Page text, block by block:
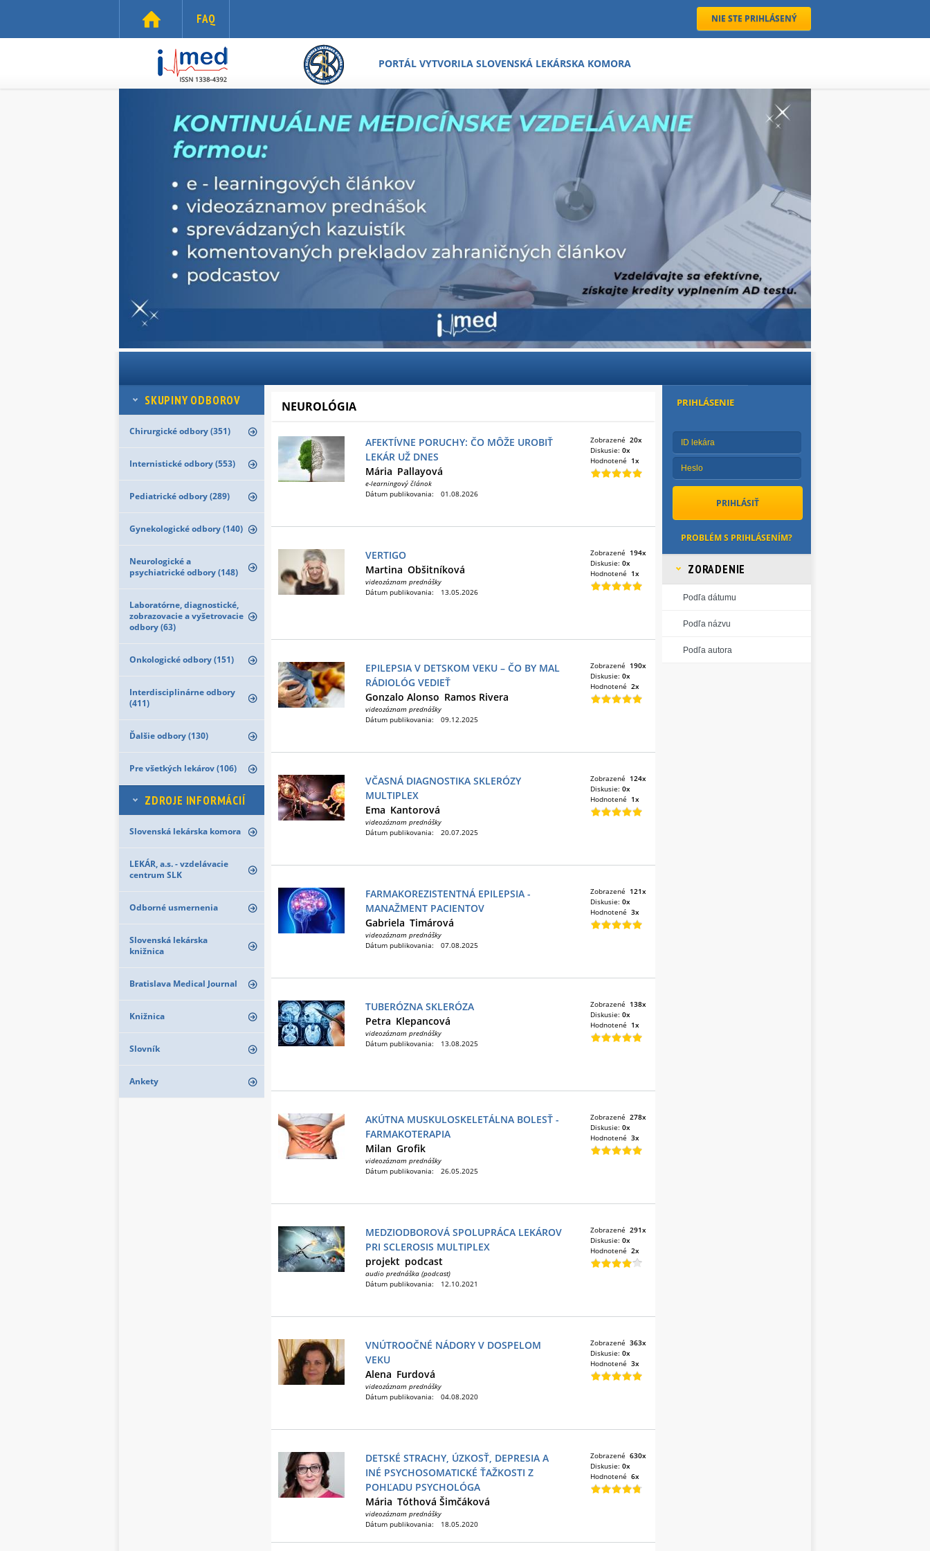
NIE STE PRIHLÁSENÝ
FAQ
PORTÁL VYTVORILA SLOVENSKÁ LEKÁRSKA KOMORA
SKUPINY ODBOROV
Chirurgické odbory (351)
Internistické odbory (553)
Pediatrické odbory (289)
Gynekologické odbory (140)
Neurologické a
psychiatrické odbory (148)
Laboratórne, diagnostické,
zobrazovacie a vyšetrovacie
odbory (63)
Onkologické odbory (151)
Interdisciplinárne odbory
(411)
Ďalšie odbory (130)
Pre všetkých lekárov (106)
ZDROJE INFORMÁCIÍ
Slovenská lekárska komora
LEKÁR, a.s. - vzdelávacie
centrum SLK
Odborné usmernenia
Slovenská lekárska
knižnica
Bratislava Medical Journal
Knižnica
Slovník
Ankety
NEUROLÓGIA
AFEKTÍVNE PORUCHY: ČO MÔŽE UROBIŤ
LEKÁR UŽ DNES
Mária Pallayová
e-learningový článok
Dátum publikovania:
01.08.2026
Zobrazené 20x
Diskusie: 0x
Hodnotené 1x
VERTIGO
Martina Obšitníková
videozáznam prednášky
Dátum publikovania:
13.05.2026
Zobrazené 194x
Diskusie: 0x
Hodnotené 1x
EPILEPSIA V DETSKOM VEKU – ČO BY MAL
RÁDIOLÓG VEDIEŤ
Gonzalo Alonso Ramos Rivera
videozáznam prednášky
Dátum publikovania:
09.12.2025
Zobrazené 190x
Diskusie: 0x
Hodnotené 2x
VČASNÁ DIAGNOSTIKA SKLERÓZY
MULTIPLEX
Ema Kantorová
videozáznam prednášky
Dátum publikovania:
20.07.2025
Zobrazené 124x
Diskusie: 0x
Hodnotené 1x
FARMAKOREZISTENTNÁ EPILEPSIA -
MANAŽMENT PACIENTOV
Gabriela Timárová
videozáznam prednášky
Dátum publikovania:
07.08.2025
Zobrazené 121x
Diskusie: 0x
Hodnotené 3x
TUBERÓZNA SKLERÓZA
Petra Klepancová
videozáznam prednášky
Dátum publikovania:
13.08.2025
Zobrazené 138x
Diskusie: 0x
Hodnotené 1x
AKÚTNA MUSKULOSKELETÁLNA BOLESŤ -
FARMAKOTERAPIA
Milan Grofik
videozáznam prednášky
Dátum publikovania:
26.05.2025
Zobrazené 278x
Diskusie: 0x
Hodnotené 3x
MEDZIODBOROVÁ SPOLUPRÁCA LEKÁROV
PRI SCLEROSIS MULTIPLEX
projekt podcast
audio prednáška (podcast)
Dátum publikovania:
12.10.2021
Zobrazené 291x
Diskusie: 0x
Hodnotené 2x
VNÚTROOČNÉ NÁDORY V DOSPELOM
VEKU
Alena Furdová
videozáznam prednášky
Dátum publikovania:
04.08.2020
Zobrazené 363x
Diskusie: 0x
Hodnotené 3x
DETSKÉ STRACHY, ÚZKOSŤ, DEPRESIA A
INÉ PSYCHOSOMATICKÉ ŤAŽKOSTI Z
POHĽADU PSYCHOLÓGA
Mária Tóthová Šimčáková
videozáznam prednášky
Dátum publikovania:
18.05.2020
Zobrazené 630x
Diskusie: 0x
Hodnotené 6x
PRIHLÁSENIE
PROBLÉM S PRIHLÁSENÍM?
ZORADENIE
Podľa dátumu
Podľa názvu
Podľa autora